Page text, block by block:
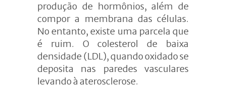
produção de hormônios, além de
compor a membrana das células.
No entanto, existe uma parcela que
é ruim. O colesterol de baixa
densidade (LDL), quando oxidado se
deposita nas paredes vasculares
levando à aterosclerose.